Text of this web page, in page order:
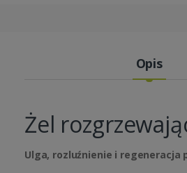
Opis
Żel
Ulga, rozluźnienie i regeneracja